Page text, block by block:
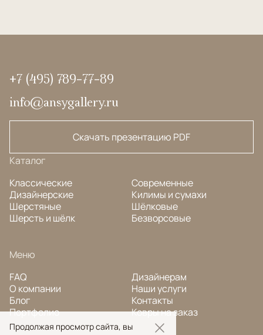
+7 (495) 789-77-89
info@ansygallery.ru
Скачать презентацию PDF
Каталог
Классические
Дизайнерские
Шерстяные
Шерсть и шёлк
Современные
Килимы и сумахи
Шёлковые
Безворсовые
Меню
FAQ
О компании
Блог
Портфолио
Дизайнерам
Наши услуги
Контакты
Ковры на заказ
Продолжая просмотр сайта, вы